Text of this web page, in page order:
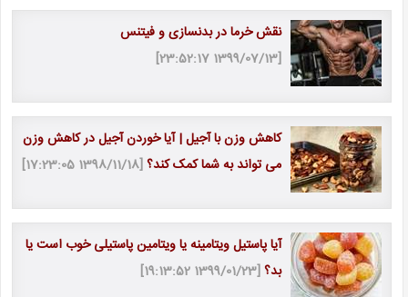
نقش خرما در بدنسازی و فیتنس
[1399/07/13 23:52:17]
کاهش وزن با آجیل | آیا خوردن آجیل در کاهش وزن
می تواند به شما کمک کند؟[1398/11/18 17:23:05]
آیا پاستیل ویتامینه یا ویتامین پاستیلی خوب است یا
بد؟[1399/01/23 19:13:52]